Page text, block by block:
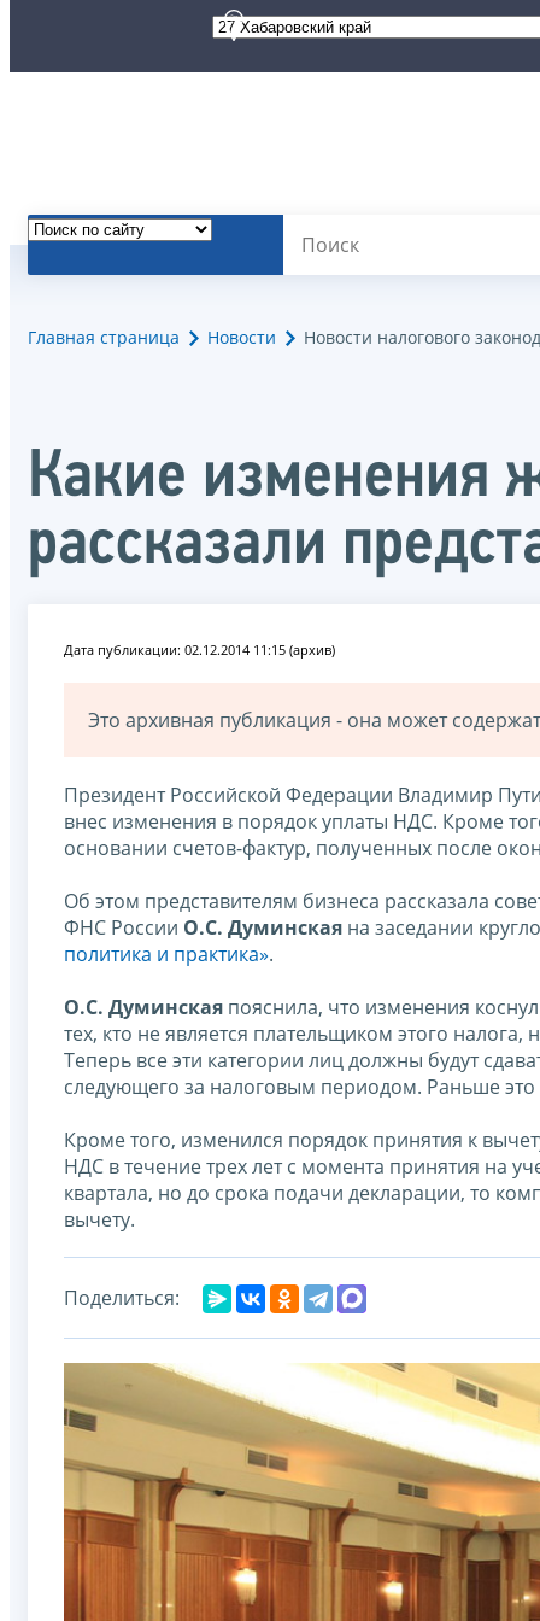
Главная страница Новости Новости налогового
Какие изменения
рассказали
Дата публикации: 02.12.2014 11:15 (архив)
Это архивная публикация - она может
Президент Российской Федерации Владимир
внес изменения в порядок уплаты НДС. Кроме
основании счетов-фактур, полученных после
Об этом представителям бизнеса рассказала
ФНС России О.С. Думинская на заседании
политика и практика».
О.С. Думинская пояснила, что изменения
тех, кто не является плательщиком этого
Теперь все эти категории лиц должны будут
следующего за налоговым периодом. Раньше
Кроме того, изменился порядок принятия к
НДС в течение трех лет с момента принятия на
квартала, но до срока подачи декларации, то
вычету.
Поделиться: